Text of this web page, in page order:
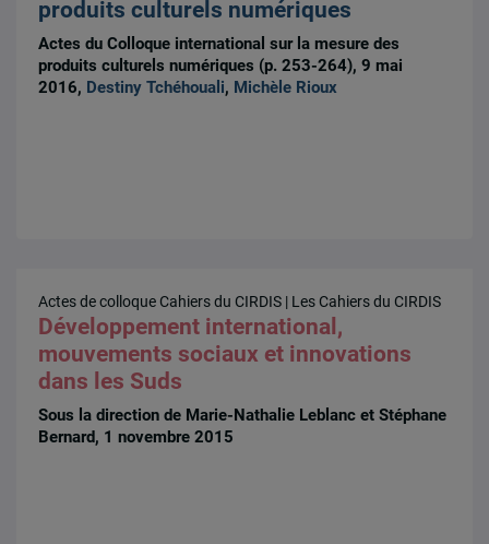
produits culturels numériques
Actes du Colloque international sur la mesure des
produits culturels numériques (p. 253-264), 9 mai
2016, Destiny Tchéhouali, Michèle Rioux
Actes de colloque Cahiers du CIRDIS | Les Cahiers du CIRDIS
Développement international,
mouvements sociaux et innovations
dans les Suds
Sous la direction de Marie-Nathalie Leblanc et Stéphane
Bernard, 1 novembre 2015